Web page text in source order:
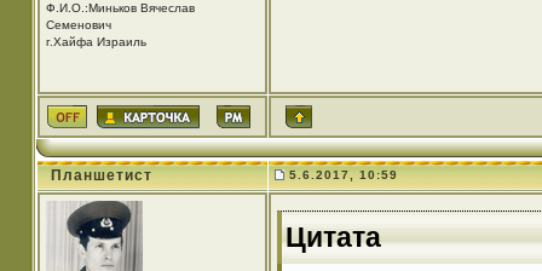
Ф.И.О.:Миньков Вячеслав
Семенович
г.Хайфа Израиль
Планшетист 5.6.2017, 10:59
Цитата